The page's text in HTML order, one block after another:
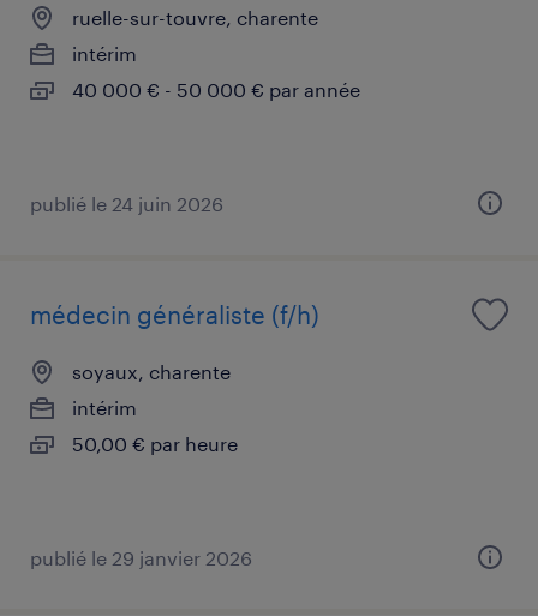
ruelle-sur-touvre, charente
intérim
40 000 € - 50 000 € par année
publié le 24 juin 2026
médecin généraliste (f/h)
soyaux, charente
intérim
50,00 € par heure
publié le 29 janvier 2026